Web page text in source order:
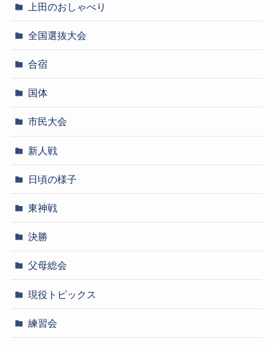
上田のおしゃべり
全国選抜大会
合宿
国体
市民大会
新人戦
日頃の様子
東神戦
決勝
父母総会
現役トピックス
練習会